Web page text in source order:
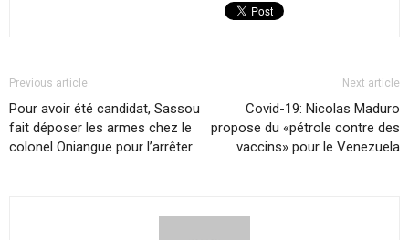
Previous article
Pour avoir été candidat, Sassou
fait déposer les armes chez le
colonel Oniangue pour l’arrêter
Next article
Covid-19: Nicolas Maduro
propose du «pétrole contre des
vaccins» pour le Venezuela